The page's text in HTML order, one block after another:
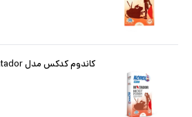
کاندوم کدکس مدل Matador بسته 12 عددی